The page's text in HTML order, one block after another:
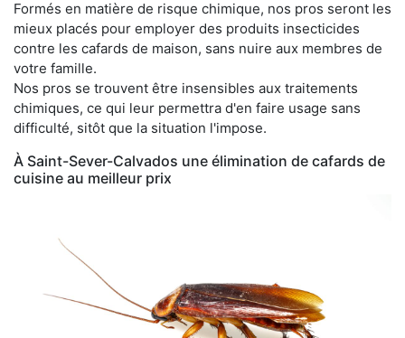
Formés en matière de risque chimique, nos pros seront les
mieux placés pour employer des produits insecticides
contre les cafards de maison, sans nuire aux membres de
votre famille.
Nos pros se trouvent être insensibles aux traitements
chimiques, ce qui leur permettra d'en faire usage sans
difficulté, sitôt que la situation l'impose.
À Saint-Sever-Calvados une élimination de cafards de
cuisine au meilleur prix